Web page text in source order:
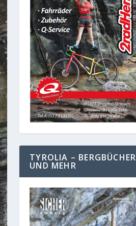
TYROLIA – BERGBÜCHER
UND MEHR